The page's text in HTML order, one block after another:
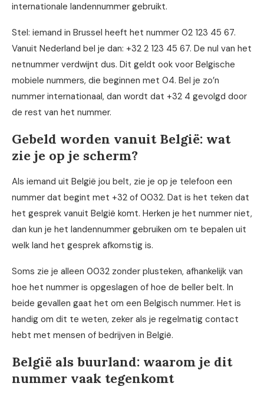
internationale landennummer gebruikt.
Stel: iemand in Brussel heeft het nummer 02 123 45 67.
Vanuit Nederland bel je dan: +32 2 123 45 67. De nul van het
netnummer verdwijnt dus. Dit geldt ook voor Belgische
mobiele nummers, die beginnen met 04. Bel je zo’n
nummer internationaal, dan wordt dat +32 4 gevolgd door
de rest van het nummer.
Gebeld worden vanuit België: wat
zie je op je scherm?
Als iemand uit België jou belt, zie je op je telefoon een
nummer dat begint met +32 of 0032. Dat is het teken dat
het gesprek vanuit België komt. Herken je het nummer niet,
dan kun je het landennummer gebruiken om te bepalen uit
welk land het gesprek afkomstig is.
Soms zie je alleen 0032 zonder plusteken, afhankelijk van
hoe het nummer is opgeslagen of hoe de beller belt. In
beide gevallen gaat het om een Belgisch nummer. Het is
handig om dit te weten, zeker als je regelmatig contact
hebt met mensen of bedrijven in België.
België als buurland: waarom je dit
nummer vaak tegenkomt